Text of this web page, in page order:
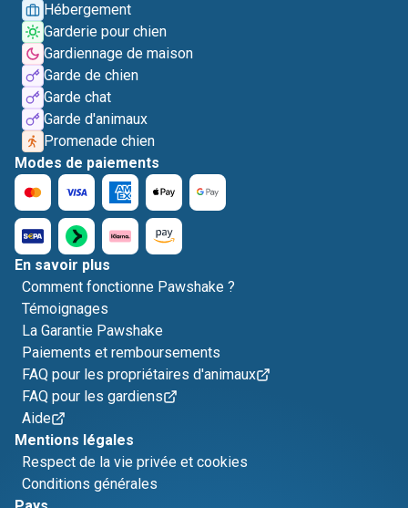
Hébergement
Garderie pour chien
Gardiennage de maison
Garde de chien
Garde chat
Garde d'animaux
Promenade chien
Modes de paiements
En savoir plus
Comment fonctionne Pawshake ?
Témoignages
La Garantie Pawshake
Paiements et remboursements
FAQ pour les propriétaires d'animaux
FAQ pour les gardiens
Aide
Mentions légales
Respect de la vie privée et cookies
Conditions générales